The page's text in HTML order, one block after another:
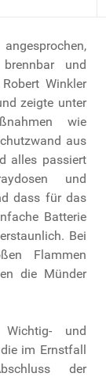
und
Winkler
zeigte unter
wie
aus
alles passiert
und
dass für das
Batterie
Bei
Flammen
die Münder
und
im Ernstfall
der